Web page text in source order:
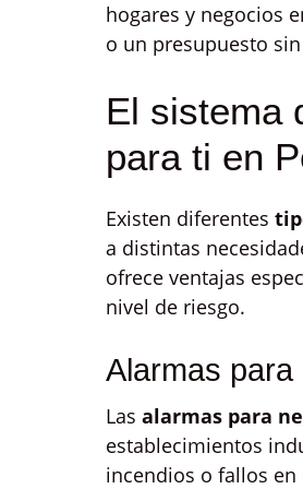
hogares y negocios
o un presupuesto
El sistema
para ti en
Existen diferentes
a distintas
ofrece ventajas
nivel de riesgo.
Alarmas
Las alarmas para
establecimientos
incendios o fallos en